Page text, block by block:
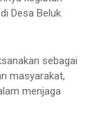
Desa Beluk
sebagai
masyarakat,
menjaga